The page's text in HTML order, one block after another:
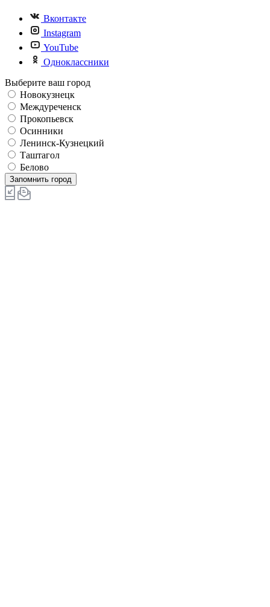
Вконтакте
Instagram
YouTube
Одноклассники
Выберите ваш город
Новокузнецк
Междуреченск
Прокопьевск
Осинники
Ленинск-Кузнецкий
Таштагол
Белово
Запомнить город